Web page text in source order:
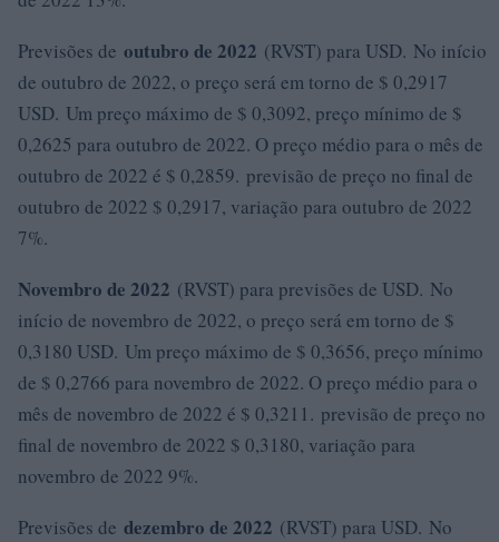
Previsões de outubro de 2022 (RVST) para USD. No início
de outubro de 2022, o preço será em torno de $ 0,2917
USD. Um preço máximo de $ 0,3092, preço mínimo de $
0,2625 para outubro de 2022. O preço médio para o mês de
outubro de 2022 é $ 0,2859. previsão de preço no final de
outubro de 2022 $ 0,2917, variação para outubro de 2022
7%.
Novembro de 2022 (RVST) para previsões de USD. No
início de novembro de 2022, o preço será em torno de $
0,3180 USD. Um preço máximo de $ 0,3656, preço mínimo
de $ 0,2766 para novembro de 2022. O preço médio para o
mês de novembro de 2022 é $ 0,3211. previsão de preço no
final de novembro de 2022 $ 0,3180, variação para
novembro de 2022 9%.
Previsões de dezembro de 2022 (RVST) para USD. No